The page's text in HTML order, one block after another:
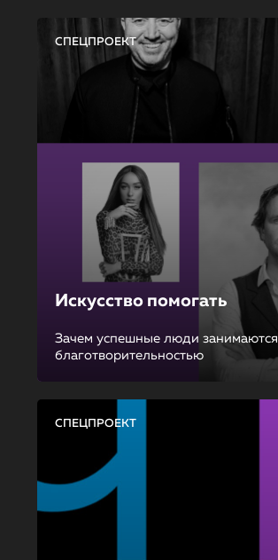
СПЕЦПРОЕКТ
Искусство помогать
Зачем успешные люди занимаются
благотворительностью
СПЕЦПРОЕКТ